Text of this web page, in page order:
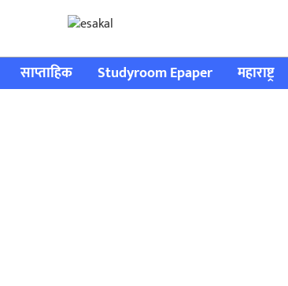
साप्ताहिक Studyroom Epaper महाराष्ट्र